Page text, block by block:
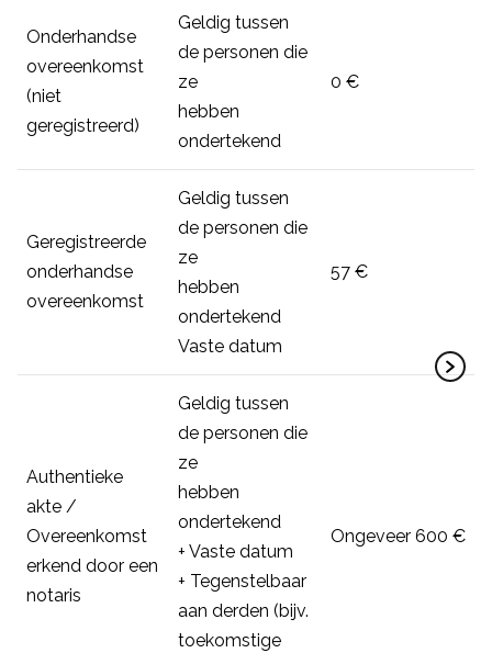
Onderhandse
overeenkomst
(niet
geregistreerd)
Geldig tussen
de personen die
ze
hebben
ondertekend
0 €
Geregistreerde
onderhandse
overeenkomst
Geldig tussen
de personen die
ze
hebben
ondertekend
Vaste datum
57 €
Authentieke
akte /
Overeenkomst
erkend door een
notaris
Geldig tussen
de personen die
ze
hebben
ondertekend
+ Vaste datum
+ Tegenstelbaar
aan derden (bijv.
toekomstige
Ongeveer 600 €